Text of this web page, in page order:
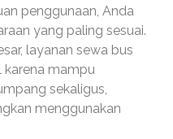
penggunaan, Anda
yang paling sesuai.
layanan sewa bus
karena mampu
sekaligus,
menggunakan